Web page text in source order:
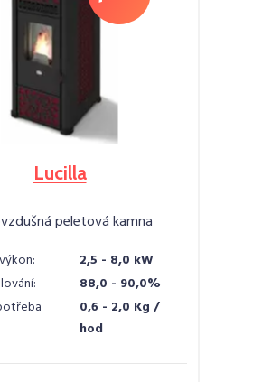
Lucilla
peletová kamna
2,5 - 8,0 kW
88,0 - 90,0%
0,6 - 2,0 Kg /
hod